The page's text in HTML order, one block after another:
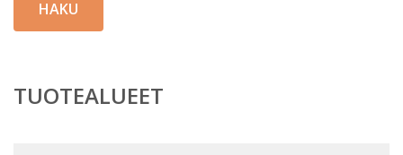
HAKU
TUOTEALUEET